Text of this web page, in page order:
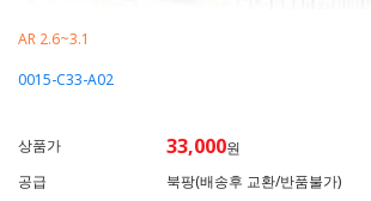
AR 2.6~3.1
0015-C33-A02
상품가 33,000원
공급
북팡(배송후 교환/반품불가)